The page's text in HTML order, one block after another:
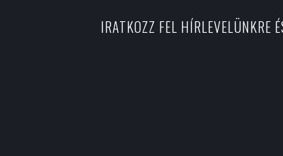
IRATKOZZ FEL HÍRLEVELÜNKRE